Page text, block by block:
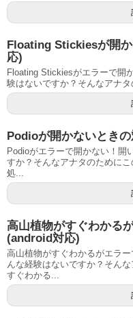
Floating Stickiesが開
応)
Floating Stickiesがエラーで開
験はないですか？そんなアナタ
Podioが開かないとき
Podioがエラーで開かない！開
すか？そんなアナタのために
処...
高山植物がすぐわかる
(android対応)
高山植物がすぐわかるがエラ
んな経験はないですか？そん
すぐわかる...